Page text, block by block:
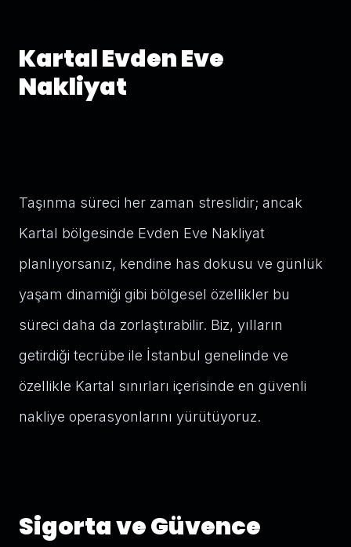
Kartal Evden Eve
Nakliyat
Taşınma süreci her zaman streslidir; ancak
Kartal bölgesinde Evden Eve Nakliyat
planlıyorsanız, kendine has dokusu ve günlük
yaşam dinamiği gibi bölgesel özellikler bu
süreci daha da zorlaştırabilir. Biz, yılların
getirdiği tecrübe ile İstanbul genelinde ve
özellikle Kartal sınırları içerisinde en güvenli
nakliye operasyonlarını yürütüyoruz.
Sigorta ve Güvence